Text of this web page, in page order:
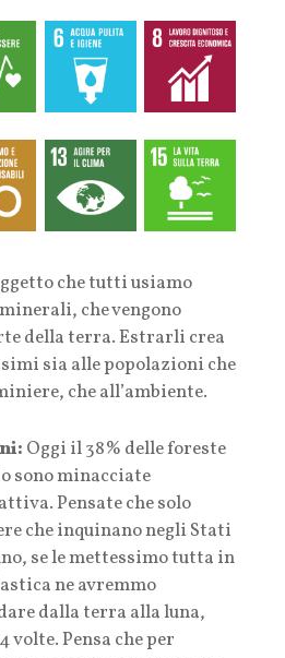
che tutti usiamo
che vengono
della terra. Estrarli crea
sia alle popolazioni che
che all’ambiente.
Oggi il 38% delle foreste
sono minacciate
Pensate che solo
che inquinano negli Stati
se le mettessimo tutta in
ne avremmo
dalla terra alla luna,
volte. Pensa che per